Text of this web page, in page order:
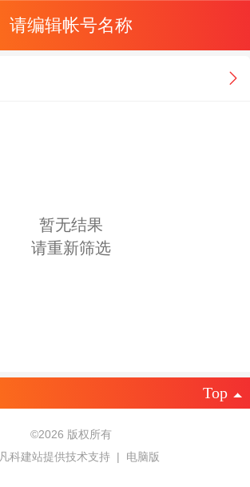
请编辑帐号名称
暂无结果
请重新筛选
Top
©2026 版权所有
凡科建站提供技术支持
| 电脑版